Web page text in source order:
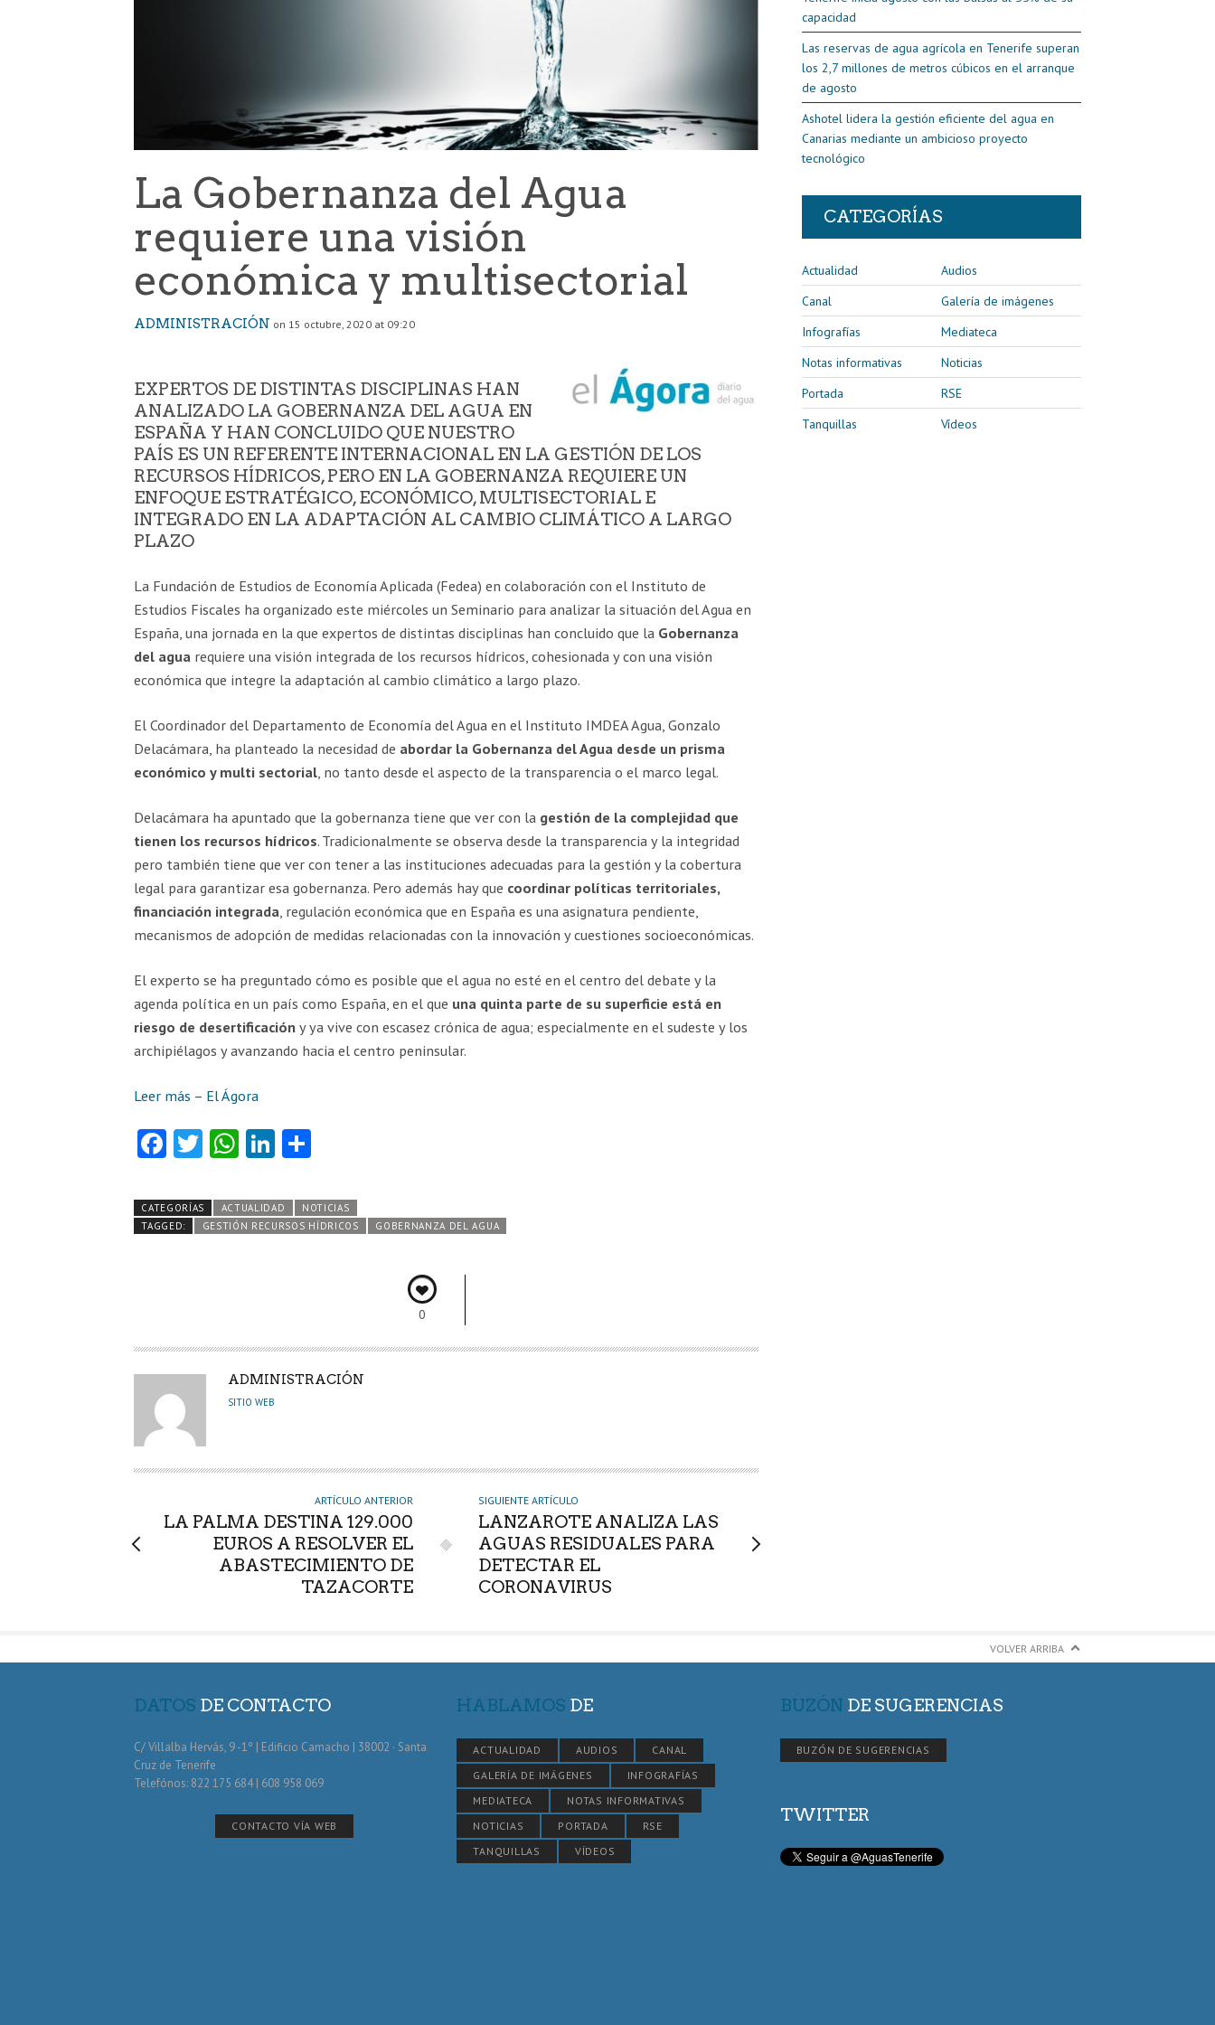
La Gobernanza del Agua
requiere una visión
económica y multisectorial
ADMINISTRACIÓN on 15 octubre, 2020 at 09:20
EXPERTOS DE DISTINTAS DISCIPLINAS HAN
ANALIZADO LA GOBERNANZA DEL AGUA EN
ESPAÑA Y HAN CONCLUIDO QUE NUESTRO
PAÍS ES UN REFERENTE INTERNACIONAL EN LA GESTIÓN DE LOS
RECURSOS HÍDRICOS, PERO EN LA GOBERNANZA REQUIERE UN
ENFOQUE ESTRATÉGICO, ECONÓMICO, MULTISECTORIAL E
INTEGRADO EN LA ADAPTACIÓN AL CAMBIO CLIMÁTICO A LARGO
PLAZO
La Fundación de Estudios de Economía Aplicada (Fedea) en colaboración con el Instituto de
Estudios Fiscales ha organizado este miércoles un Seminario para analizar la situación del Agua en
España, una jornada en la que expertos de distintas disciplinas han concluido que la Gobernanza
del agua requiere una visión integrada de los recursos hídricos, cohesionada y con una visión
económica que integre la adaptación al cambio climático a largo plazo.
El Coordinador del Departamento de Economía del Agua en el Instituto IMDEA Agua, Gonzalo
Delacámara, ha planteado la necesidad de abordar la Gobernanza del Agua desde un prisma
económico y multi sectorial , no tanto desde el aspecto de la transparencia o el marco legal.
Delacámara ha apuntado que la gobernanza tiene que ver con la gestión de la complejidad que
tienen los recursos hídricos. Tradicionalmente se observa desde la transparencia y la integridad
pero también tiene que ver con tener a las instituciones adecuadas para la gestión y la cobertura
legal para garantizar esa gobernanza. Pero además hay que coordinar políticas territoriales,
financiación integrada , regulación económica que en España es una asignatura pendiente,
mecanismos de adopción de medidas relacionadas con la innovación y cuestiones socioeconómicas.
El experto se ha preguntado cómo es posible que el agua no esté en el centro del debate y la
agenda política en un país como España, en el que una quinta parte de su superficie está en
riesgo de desertificacióny ya vive con escasez crónica de agua; especialmente en el sudeste y los
archipiélagos y avanzando hacia el centro peninsular.
Leer más – El Ágora
Fa
b
o
T
itt
er
W
ts
A
Li
e
dI
m
pa
CATEGORÍAS ACTUALIDAD
NOTICIAS
TAGGED:
GESTIÓN RECURSOS HÍDRICOS GOBERNANZA DEL AGUA
0
A
U
R
ADMINISTRACIÓN
SITIO WEB
ARTÍCULO ANTERIOR
LA PALMA DESTINA 129.000
EUROS A RESOLVER EL
ABASTECIMIENTO DE
TAZACORTE
SIGUIENTE ARTÍCULO
LANZAROTE ANALIZA LAS
AGUAS RESIDUALES PARA
DETECTAR EL
CORONAVIRUS
capacidad
Las reservas de agua agrícola en Tenerife superan
los 2,7 millones de metros cúbicos en el arranque
de agosto
Ashotel lidera la gestión eficiente del agua en
Canarias mediante un ambicioso proyecto
tecnológico
CATEGORÍAS
Actualidad
Audios
Canal
Galería de imágenes
Infografías
Mediateca
Notas informativas
Noticias
Portada
RSE
Tanquillas
Vídeos
VOLVER ARRIBA
DATOS DE CONTACTO
C/ Villalba Hervás, 9 -1º | Edificio Camacho | 38002 · Santa
Cruz de Tenerife
Telefónos: 822 175 684 | 608 958 069
CONTACTO VÍA WEB
HABLAMOS DE
ACTUALIDAD AUDIOS
CANAL
GALERÍA DE IMÁGENES
INFOGRAFÍAS
MEDIATECA
NOTAS INFORMATIVAS
NOTICIAS
PORTADA
RSE
TANQUILLAS
VÍDEOS
BUZÓN DE SUGERENCIAS
BUZÓN DE SUGERENCIAS
TWITTER